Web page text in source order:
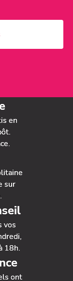
en
sur
vos
18h.
ont